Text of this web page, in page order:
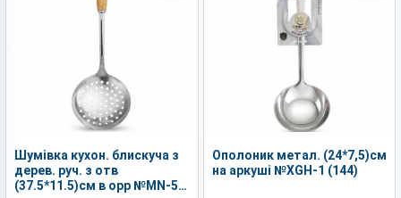
Шумівка кухон. блискуча з
дерев. руч. з отв
(37.5*11.5)см в орр №MN-5
Ополоник метал. (24*7,5)см
на аркуші №XGH-1 (144)